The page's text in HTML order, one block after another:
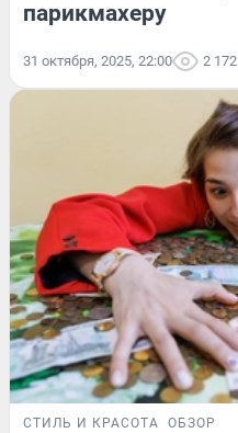
парикмахеру
31 октября, 2025, 22:00 2 172
СТИЛЬ И КРАСОТА ОБЗОР